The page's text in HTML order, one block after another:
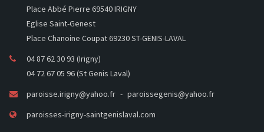
Place Abbé Pierre 69540 IRIGNY
Eglise Saint-Genest
Place Chanoine Coupat 69230 ST-GENIS-LAVAL
04 87 62 30 93 (Irigny)
04 72 67 05 96 (St Genis Laval)
paroisse.irigny@yahoo.fr
paroissegenis@yahoo.fr
paroisses-irigny-saintgenislaval.com